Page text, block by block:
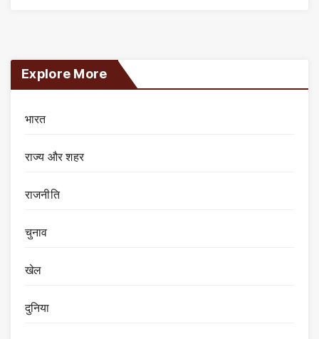
Explore More
भारत
राज्य और शहर
राजनीति
चुनाव
खेल
दुनिया